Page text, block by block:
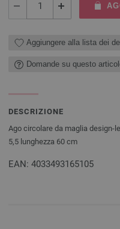
Aggiungere alla lista dei
Domande su questo
DESCRIZIONE
Ago circolare da maglia design-
5,5 lunghezza 60 cm
EAN: 4033493165105